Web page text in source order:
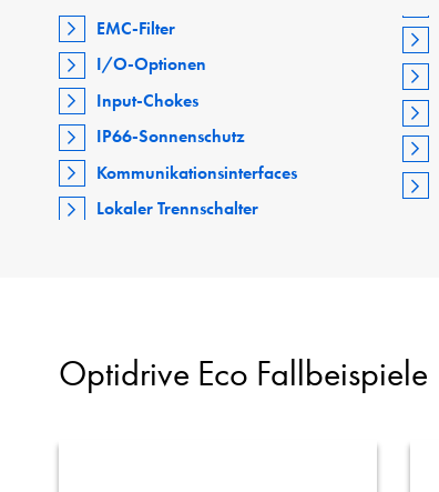
EMC-Filter
I/O-Optionen
Input-Chokes
IP66-Sonnenschutz
Kommunikationsinterfaces
Lokaler Trennschalter
Optidrive Eco Fallbeispiele